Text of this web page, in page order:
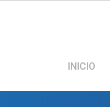
INICIO